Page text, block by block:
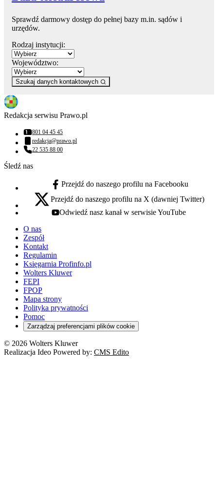
Sprawdź darmowy dostęp do pełnej bazy m.in. sądów i
urzędów.
Rodzaj instytucji:
Województwo:
Szukaj danych kontaktowych
Redakcja serwisu Prawo.pl
Numer telefonu:
801 04 45 45
Adres email:
redakcja@prawo.pl
Numer telefonu:
22 535 88 00
Śledź nas
facebook - otwiera się w nowej karcie
Przejdź do naszego profilu na Facebooku
x - otwiera się w nowej karcie
Przejdź do naszego profilu na X (dawniej Twitter)
youtube - otwiera się w nowej karcie
Odwiedź nasz kanał w serwisie YouTube
O nas
Zespół
Kontakt
Regulamin
Księgarnia Profinfo.pl
Wolters Kluwer
FEPI
FPOP
Mapa strony
Polityka prywatności
Pomoc
Zarządzaj preferencjami plików cookie
© 2026 Wolters Kluwer
Realizacja Ideo Powered by: CMS Edito